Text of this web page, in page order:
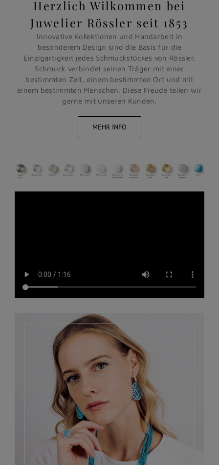
Herzlich Wilkommen bei
Juwelier Rössler seit 1853
Innovative Kollektionen und Handarbeit in
besonderem Design sind die Basis für die
Einzigartigkeit jedes Schmuckstückes von Rössler.
Schmuck verbindet seinen Träger mit einer
bestimmten Zeit, einem bestimmten Ort und mit
einem bestimmten Menschen. Diese Freude teilen wir
gerne mit unseren Kunden.
MEHR INFO